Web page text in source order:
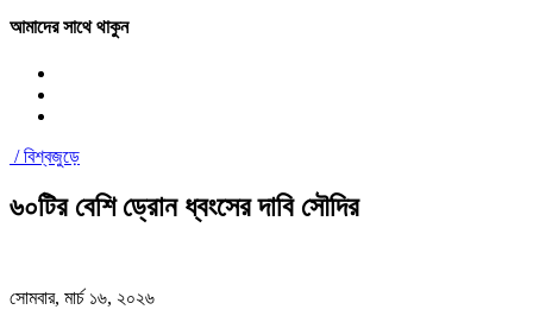
আমাদের সাথে থাকুন
/বিশ্বজুড়ে
৬০টির বেশি ড্রোন ধ্বংসের দাবি সৌদির
সোমবার, মার্চ ১৬, ২০২৬